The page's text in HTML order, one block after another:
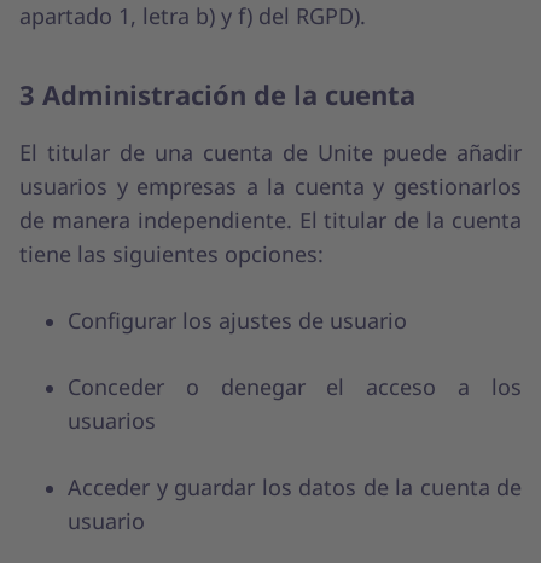
apartado 1, letra b) y f) del RGPD).
3 Administración de la cuenta
El titular de una cuenta de Unite puede añadir
usuarios y empresas a la cuenta y gestionarlos
de manera independiente. El titular de la cuenta
tiene las siguientes opciones:
Configurar los ajustes de usuario
Conceder o denegar el acceso a los
usuarios
Acceder y guardar los datos de la cuenta de
usuario